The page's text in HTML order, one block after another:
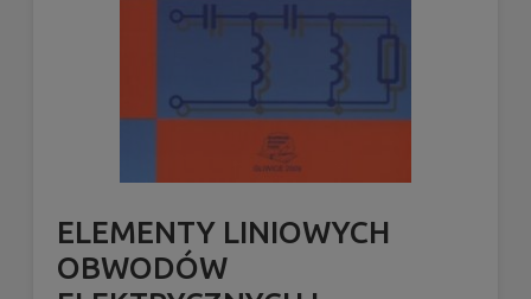
ELEMENTY LINIOWYCH
OBWODÓW